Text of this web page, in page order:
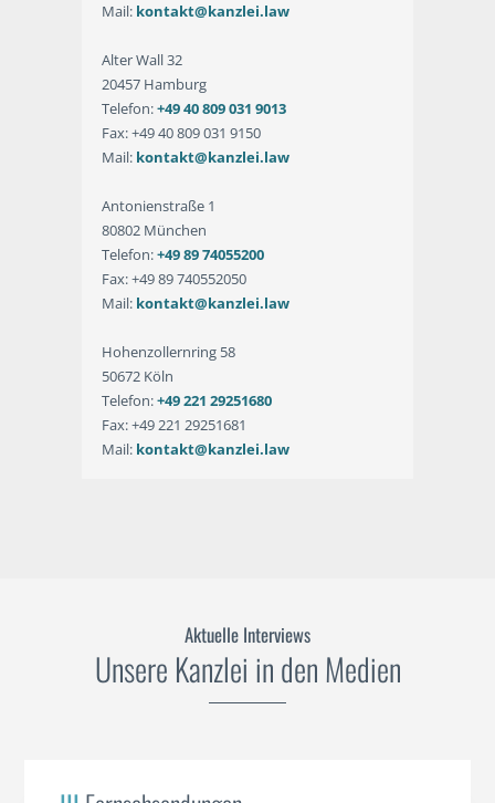
Mail: kontakt@kanzlei.law
Alter Wall 32
20457 Hamburg
Telefon:+49 40 809 031 9013
Fax: +49 40 809 031 9150
Mail: kontakt@kanzlei.law
Antonienstraße 1
80802 München
Telefon:+49 89 74055200
Fax: +49 89 740552050
Mail: kontakt@kanzlei.law
Hohenzollernring 58
50672 Köln
Telefon:+49 221 29251680
Fax: +49 221 29251681
Mail: kontakt@kanzlei.law
Aktuelle Interviews
Unsere Kanzlei in den Medien